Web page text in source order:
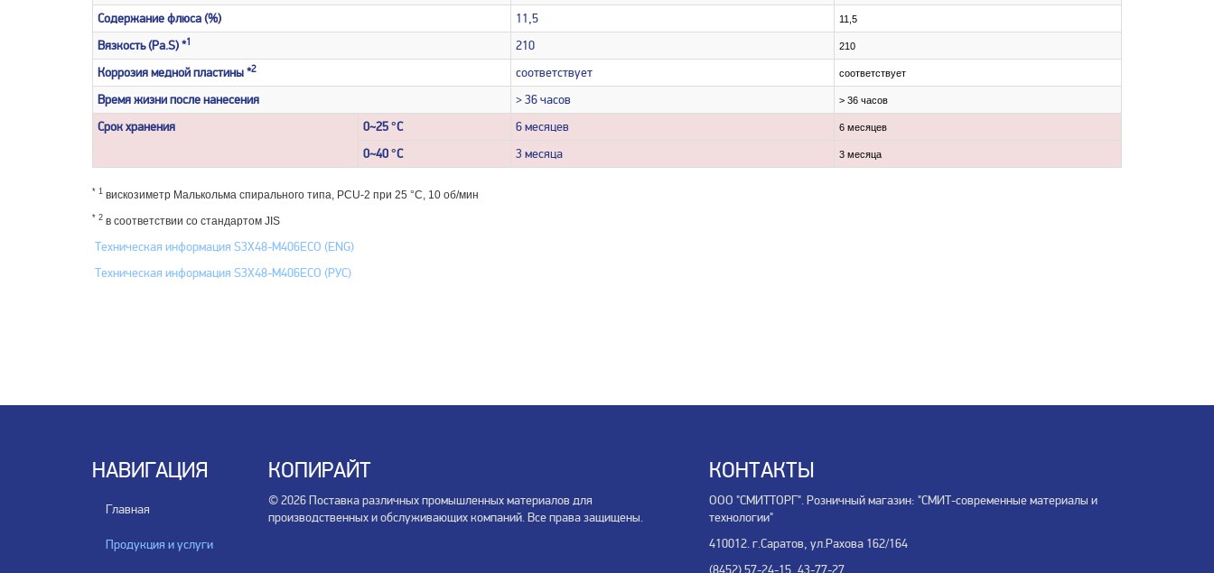
Содержание флюса (%) 11,5 11,5
Вязкость (Pa.S) *1 210 210
Коррозия медной пластины *2 соответствует соответствует
Время жизни после нанесения > 36 часов > 36 часов
Cрок хранения 0~25 °C 6 месяцев 6 месяцев
0~40 °C 3 месяца 3 месяца
* 1 вискозиметр Малькольма спирального типа, PCU-2 при 25 °C, 10 об/мин
* 2 в соответствии со стандартом JIS
Техническая информация S3X48-M406ECO (ENG)
Техническая информация S3X48-M406ECO (РУС)
НАВИГАЦИЯ
Главная
Продукция и услуги
КОПИРАЙТ
© 2026 Поставка различных промышленных материалов для
производственных и обслуживающих компаний. Все права защищены.
КОНТАКТЫ
ООО "СМИТТОРГ". Розничный магазин: "СМИТ-современные материалы и
технологии"
410012. г.Саратов, ул.Рахова 162/164
(8452) 57-24-15, 43-77-27